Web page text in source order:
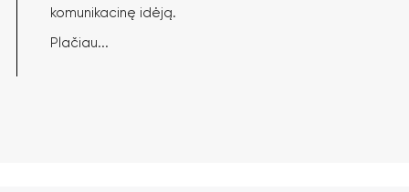
komunikacinę idėją.
Plačiau...